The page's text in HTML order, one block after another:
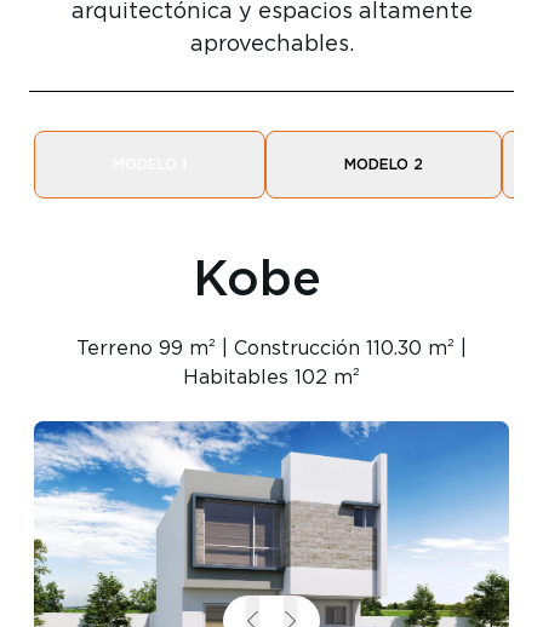
arquitectónica y espacios altamente
aprovechables.
MODELO 2
Kobe
Terreno 99 m² | Construcción 110.30 m² |
Habitables 102 m²